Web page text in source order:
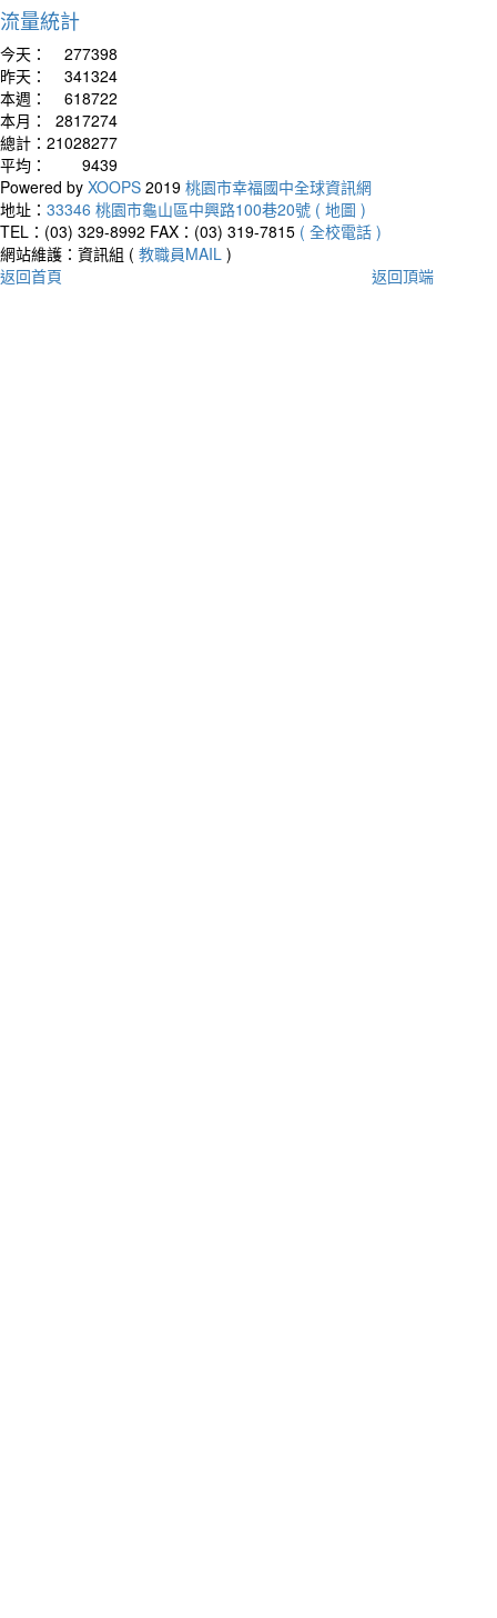
流量統計
今天：
277398
昨天：
341324
本週：
618722
本月：
2817274
總計： 21028277
平均：
9439
Powered by XOOPS 2019 桃園市幸福國中全球資訊網
地址： 33346 桃園市龜山區中興路100巷20號 ( 地圖 )
TEL：(03) 329-8992 FAX：(03) 319-7815 ( 全校電話 )
網站維護：資訊組 ( 教職員MAIL )
返回首頁
返回頂端